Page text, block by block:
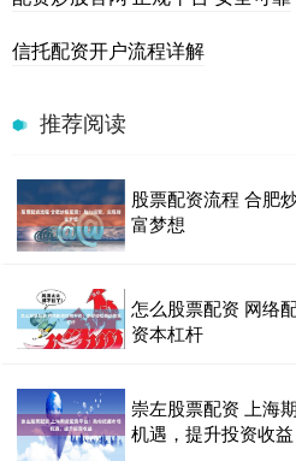
信托配资开户流程详解
推荐阅读
股票配资流程 合肥
富梦想
怎么股票配资 网络
资本杠杆
崇左股票配资 上海
机遇，提升投资收益